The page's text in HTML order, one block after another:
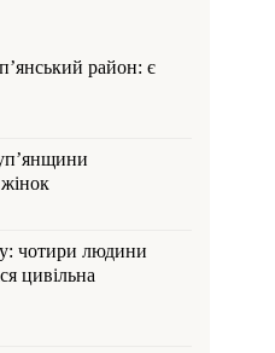
район: є
чотири людини
цивільна